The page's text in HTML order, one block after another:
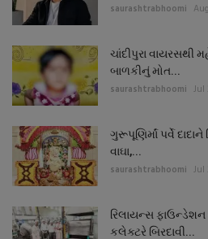
saurashtrabhoomi
ચાંદીપુરા વાયરસથી
બાળકીનું મોત...
saurashtrabhoomi Jul
ગુરૂપૂણિર્માં પર્વે
વાઘા,...
saurashtrabhoomi Jul
રિલાયન્સ
કલેક્ટરે બિરદાવી...